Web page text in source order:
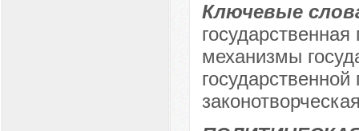
Ключевые
механизмы